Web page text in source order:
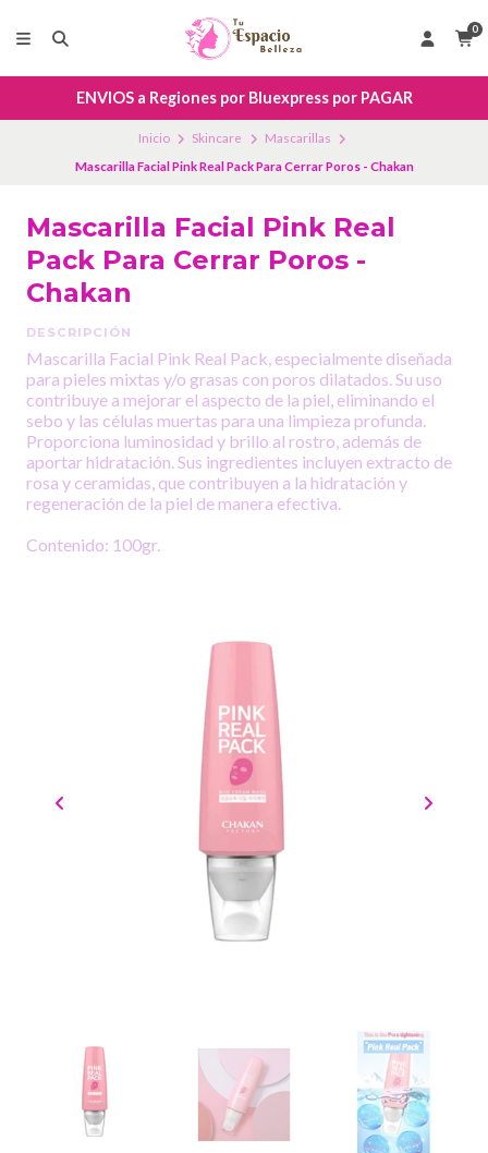
0
ENVIOS a Regiones por Bluexpress por PAGAR
Inicio Skincare
Mascarillas
Mascarilla Facial Pink Real Pack Para Cerrar Poros - Chakan
Mascarilla Facial Pink Real
Pack Para Cerrar Poros -
Chakan
DESCRIPCIÓN
Mascarilla Facial Pink Real Pack, especialmente diseñada
para pieles mixtas y/o grasas con poros dilatados. Su uso
contribuye a mejorar el aspecto de la piel, eliminando el
sebo y las células muertas para una limpieza profunda.
Proporciona luminosidad y brillo al rostro, además de
aportar hidratación. Sus ingredientes incluyen extracto de
rosa y ceramidas, que contribuyen a la hidratación y
regeneración de la piel de manera efectiva.
Contenido: 100gr.